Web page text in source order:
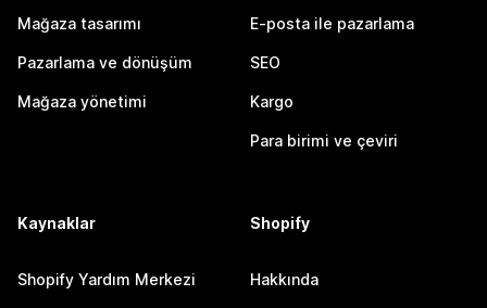
Mağaza tasarımı
Pazarlama ve dönüşüm
Mağaza yönetimi
E-posta ile pazarlama
SEO
Kargo
Para birimi ve çeviri
Kaynaklar
Shopify Yardım Merkezi
Shopify
Hakkında